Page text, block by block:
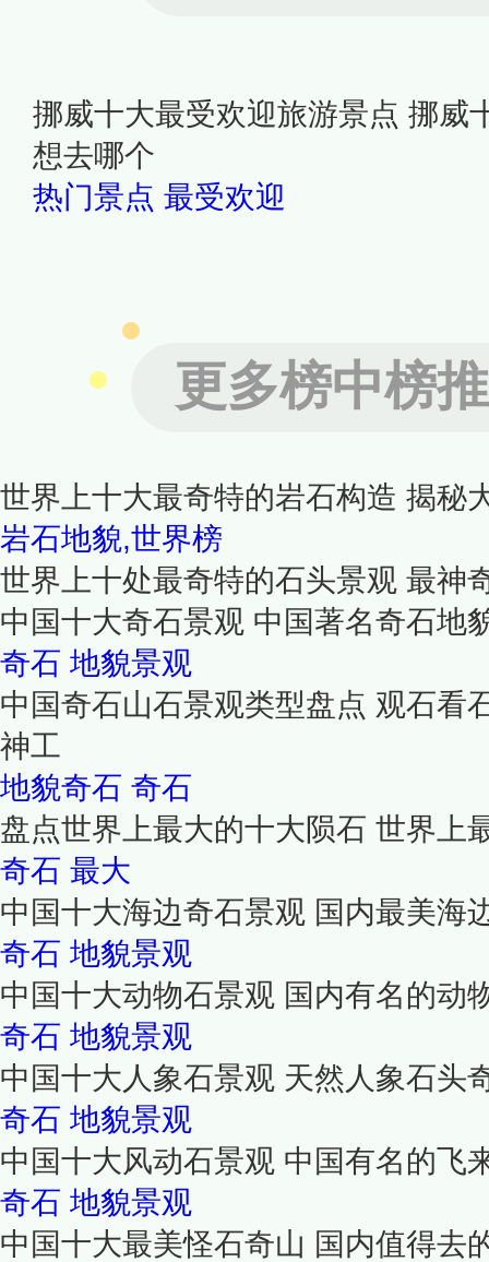
挪威十大最受欢迎旅游景点 挪威
想去哪个
热门景点 最受欢迎
更多榜中榜
世界上十大最奇特的岩石构造 揭秘
岩石地貌,世界榜
世界上十处最奇特的石头景观 最神
中国十大奇石景观 中国著名奇石地
奇石 地貌景观
中国奇石山石景观类型盘点 观石看
神工
地貌奇石 奇石
盘点世界上最大的十大陨石 世界上
奇石 最大
中国十大海边奇石景观 国内最美海
奇石 地貌景观
中国十大动物石景观 国内有名的动
奇石 地貌景观
中国十大人象石景观 天然人象石头
奇石 地貌景观
中国十大风动石景观 中国有名的飞
奇石 地貌景观
中国十大最美怪石奇山 国内值得去